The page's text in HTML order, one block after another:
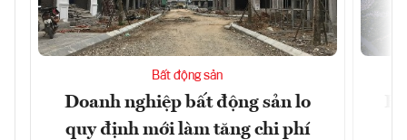
Bất động sản
Doanh nghiệp bất động sản lo
quy định mới làm tăng chi phí